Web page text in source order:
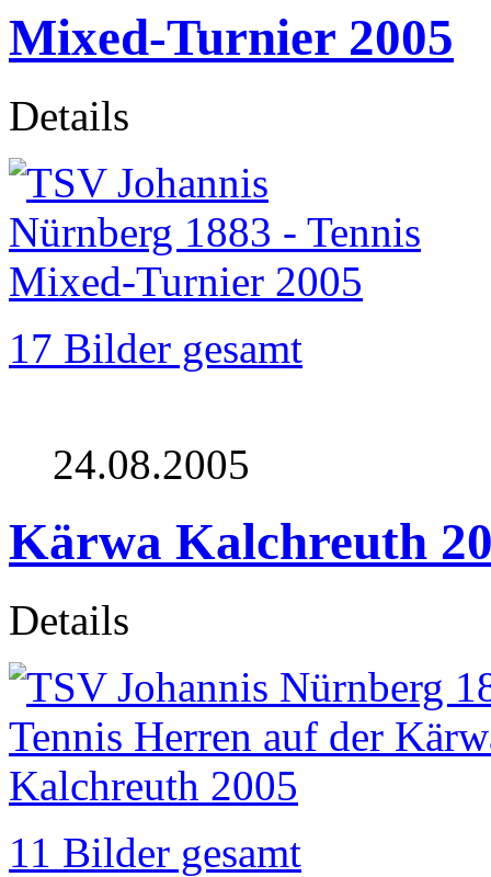
Mixed-Turnier 2005
Details
17 Bilder gesamt
24.08.2005
Kärwa Kalchreuth
Details
11 Bilder gesamt